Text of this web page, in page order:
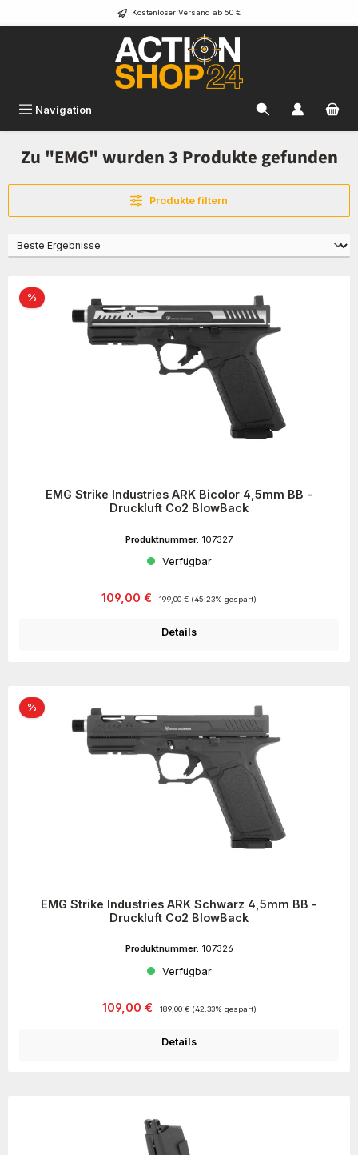
Zum Hauptinhalt springen Kostenloser Versand ab 50 €
Navigation
Zu "EMG" wurden 3 Produkte gefunden
Produkte filtern
%Rabatt
EMG Strike Industries ARK Bicolor 4,5mm BB -
Druckluft Co2 BlowBack
Produktnummer: 107327
Verfügbar
Verkaufspreis:
109,00 € Regulärer Preis:
199,00 € (45.23% gespart)
Details
%Rabatt
EMG Strike Industries ARK Schwarz 4,5mm BB -
Druckluft Co2 BlowBack
Produktnummer: 107326
Verfügbar
Verkaufspreis:
109,00 € 189,00 € (42.33% gespart)
Details